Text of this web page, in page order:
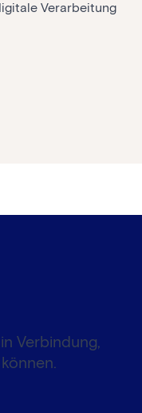
Verarbeitung
Verbindung,